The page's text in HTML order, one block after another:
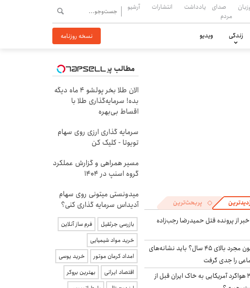
صدای
مردم
یادداشت انتشارات آرشیو
زندگی ویدیو نسخه روزنامه
پربحث‌ترین
از پرونده قتل حمیدرضا رجب‌زاده
۱۸ میلیون مجرد بالای ۴۵ سال؟ باید نشانه‌های
را جدی گرفت
ورود ۳۰ هواگرد آمریکایی به خاک ایران قبل از
مطالب پیشنهادی
الان طلا بخر پولشو 4 ماه دیگه
بده! سرمایه‌گذاری طلا با
اقساط بی‌بهره
سرمایه گذاری ارزی روی سهام
تویوتا - کلیک کن
مسیر همراهی و گزارش عملکرد
گروه اسنپ در ۱۴۰۴
میدونستی میتونی روی سهام
آدیداس سرمایه گذاری کنی؟
بازرسی جرثقیل
فرم ساز آنلاین
خرید مواد شیمیایی
امداد کرمان موتور
خرید یوسی
اقتصاد ایرانی
بهترین بروکر